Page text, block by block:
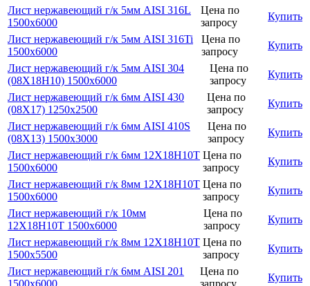
Лист нержавеющий г/к 5мм AISI 316L
1500х6000
Цена по
запросу
Купить
Лист нержавеющий г/к 5мм AISI 316Ti
1500х6000
Цена по
запросу
Купить
Лист нержавеющий г/к 5мм AISI 304
(08Х18Н10) 1500х6000
Цена по
запросу
Купить
Лист нержавеющий г/к 6мм AISI 430
(08Х17) 1250х2500
Цена по
запросу
Купить
Лист нержавеющий г/к 6мм AISI 410S
(08Х13) 1500х3000
Цена по
запросу
Купить
Лист нержавеющий г/к 6мм 12Х18Н10Т
1500х6000
Цена по
запросу
Купить
Лист нержавеющий г/к 8мм 12Х18Н10Т
1500х6000
Цена по
запросу
Купить
Лист нержавеющий г/к 10мм
12Х18Н10Т 1500х6000
Цена по
запросу
Купить
Лист нержавеющий г/к 8мм 12Х18Н10Т
1500х5500
Цена по
запросу
Купить
Лист нержавеющий г/к 6мм AISI 201
1500х6000
Цена по
запросу
Купить